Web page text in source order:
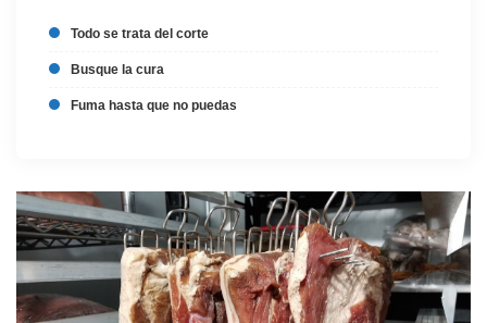
Todo se trata del corte
Busque la cura
Fuma hasta que no puedas